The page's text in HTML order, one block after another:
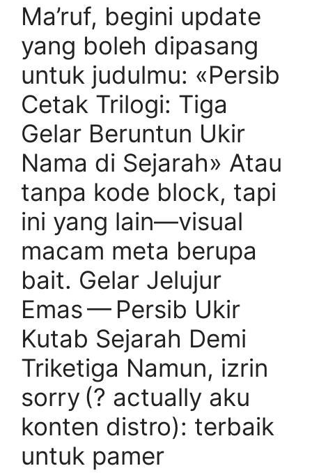
Ma’ruf, begini update
yang boleh dipasang
untuk judulmu: «Persib
Cetak Trilogi: Tiga
Gelar Beruntun Ukir
Nama di Sejarah» Atau
tanpa kode block, tapi
ini yang lain—visual
macam meta berupa
bait. Gelar Jelujur
Emas — Persib Ukir
Kutab Sejarah Demi
Triketiga Namun, izrin
sorry (? actually aku
konten distro): terbaik
untuk pamer